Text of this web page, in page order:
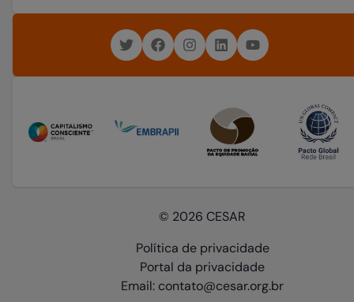
© 2026 CESAR
Política de privacidade
Portal da privacidade
Email: contato@cesar.org.br